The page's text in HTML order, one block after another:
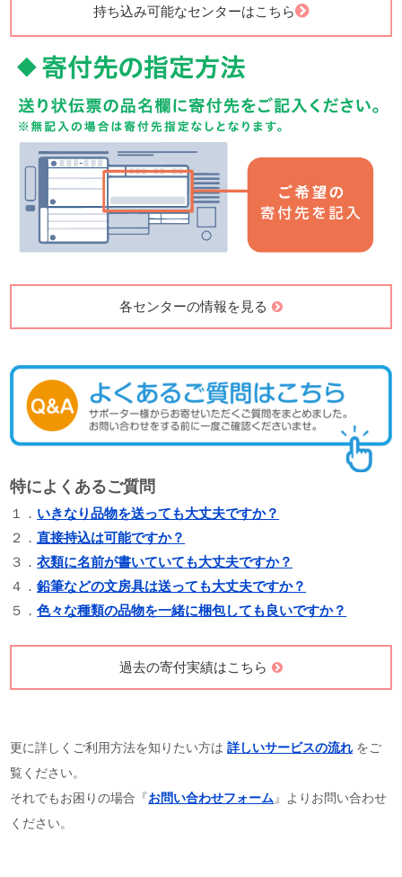
持ち込み可能なセンターはこちら
各センターの情報を見る
特によくあるご質問
１． いきなり品物を送っても大丈夫ですか？
２．直接持込は可能ですか？
３．衣類に名前が書いていても大丈夫ですか？
４．鉛筆などの文房具は送っても大丈夫ですか？
５．色々な種類の品物を一緒に梱包しても良いですか？
過去の寄付実績はこちら
更に詳しくご利用方法を知りたい方は詳しいサービスの流れ をご
覧ください。
それでもお困りの場合『お問い合わせフォーム 』よりお問い合わせ
ください。